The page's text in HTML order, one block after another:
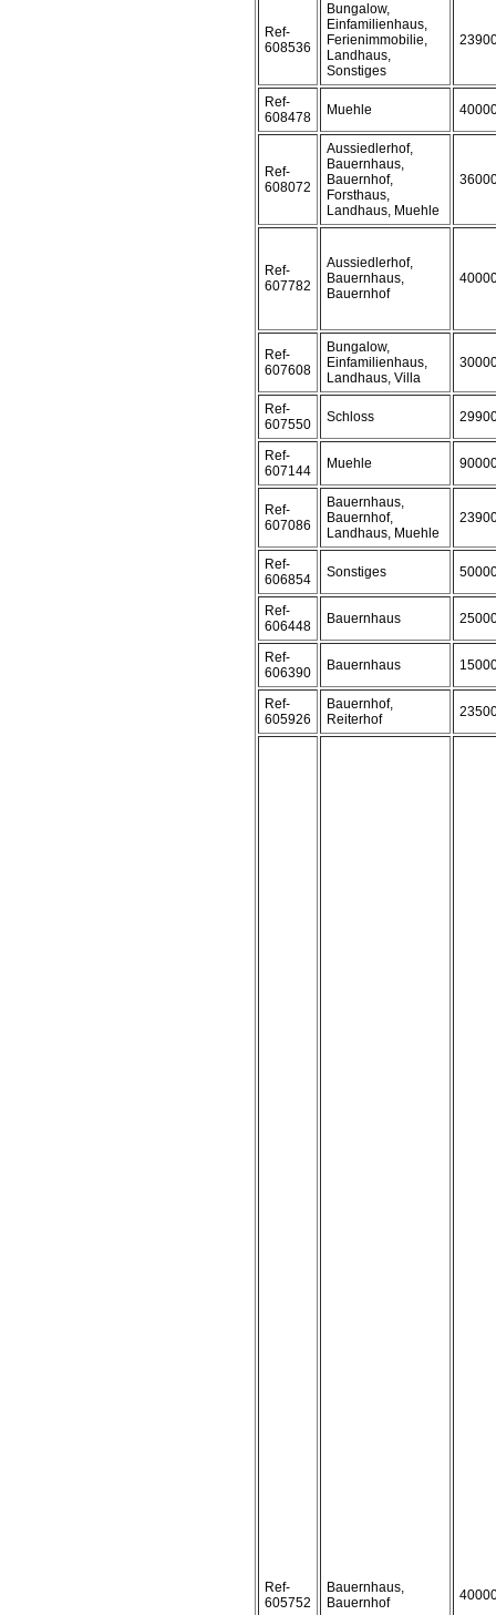
Ref-
608536
Bungalow,
Einfamilienhaus,
Ferienimmobilie,
Landhaus,
Sonstiges
Ref-
608478
Muehle
Ref-
608072
Aussiedlerhof,
Bauernhaus,
Bauernhof,
Forsthaus,
Landhaus, Muehle
Ref-
607782
Aussiedlerhof,
Bauernhaus,
Bauernhof
Ref-
607608
Bungalow,
Einfamilienhaus,
Landhaus, Villa
Ref-
607550
Schloss
Ref-
607144
Muehle
Ref-
607086
Bauernhaus,
Bauernhof,
Landhaus, Muehle
Ref-
606854
Sonstiges
Ref-
606448
Bauernhaus
Ref-
606390
Bauernhaus
Ref-
605926
Bauernhof,
Reiterhof
Ref-
605752
Bauernhaus,
Bauernhof